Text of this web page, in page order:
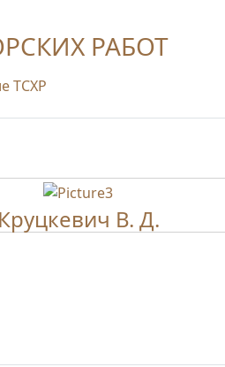
РАБОТ
ТСХР
Круцкевич В. Д.